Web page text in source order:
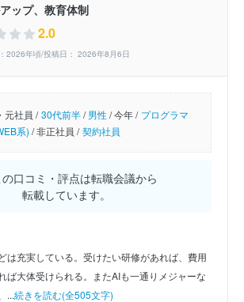
ップ、教育体制
2.0
2026年頃/投稿日： 2026年8月6日
元社員 / 30代前半/男性/今年 / プログラマ
系) /非正社員 / 契約社員
口コミ・評点は転職会議から
転載しています。
は充実している。受けたい研修があれば、費用
ば大体受けられる。またAIも一通りメジャーな
...続きを読む(全505文字)